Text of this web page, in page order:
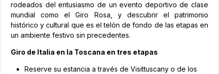
rodeados del entusiasmo de un evento deportivo de clase
mundial como el Giro Rosa, y descubrir el patrimonio
histórico y cultural que es el telón de fondo de las etapas en
un ambiente festivo sin precedentes.
Giro de Italia en la Toscana en tres etapas
Reserve su estancia a través de Visittuscany o de los